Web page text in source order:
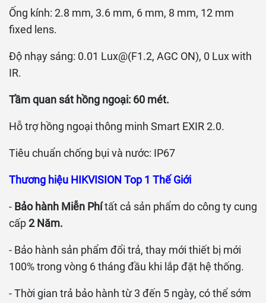
Ống kính: 2.8 mm, 3.6 mm, 6 mm, 8 mm, 12 mm
fixed lens.
Độ nhạy sáng: 0.01 Lux@(F1.2, AGC ON), 0 Lux with
IR.
Tầm quan sát hồng ngoại: 60 mét.
Hỗ trợ hồng ngoại thông minh Smart EXIR 2.0.
Tiêu chuẩn chống bụi và nước: IP67
Thương hiệu HIKVISION Top 1 Thế Giới
- Bảo hành Miễn Phítất cả sản phẩm do công ty cung
cấp2 Năm.
- Bảo hành sản phẩm đổi trả, thay mới thiết bị mới
100% trong vòng 6 tháng đầu khi lắp đặt hệ thống.
- Thời gian trả bảo hành từ 3 đến 5 ngày, có thể sớm